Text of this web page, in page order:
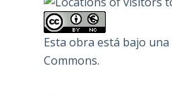
Esta obra está bajo una
Commons.